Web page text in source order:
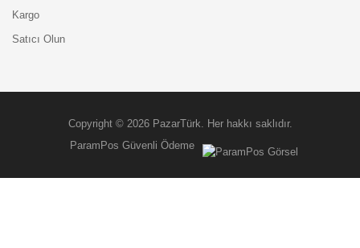
Kargo
Satıcı Olun
Copyright © 2026 PazarTürk. Her hakkı saklıdır.
ParamPos Güvenli Ödeme